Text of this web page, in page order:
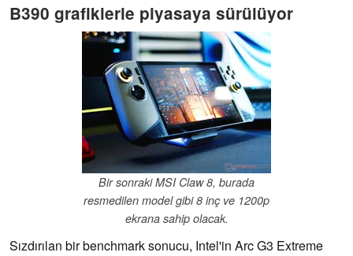
B390 grafiklerle piyasaya sürülüyor
Bir sonraki MSI Claw 8, burada
resmedilen model gibi 8 inç ve 1200p
ekrana sahip olacak.
Sızdırılan bir benchmark sonucu, Intel'in Arc G3 Extreme